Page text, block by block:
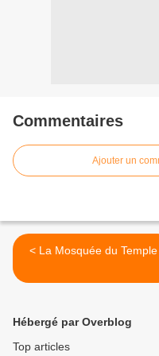
Commentaires
Ajouter un
< La Mosquée du Temple
Hébergé par Overblog
Top articles